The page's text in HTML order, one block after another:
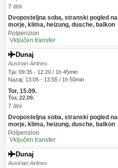
7 dni
Dvoposteljna soba, stranski pogled na
morje, klima, heizung, dusche, balkon
Polpenzion
Vključen transfer
Dunaj
Austrian Airlines
Tja: 09:35 - 12:20 / 1h 45min
Nazaj: 13:05 - 13:55 / 1h 50min
Tor, 15.09.
Tor, 22.09.
7 dni
Dvoposteljna soba, stranski pogled na
morje, klima, heizung, dusche, balkon
Polpenzion
Vključen transfer
Dunaj
Austrian Airlines